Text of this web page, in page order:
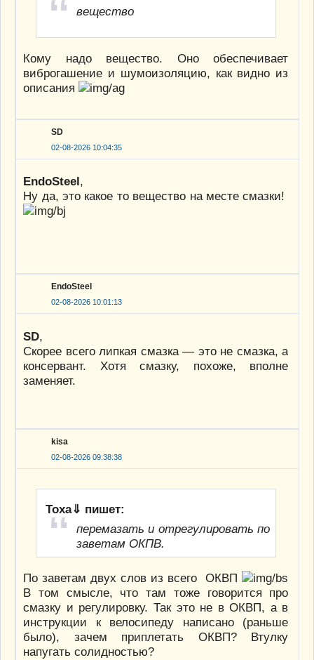
вещество
Кому надо вещество. Оно обеспечивает
виброгашение и шумоизоляцию, как видно из
описания
SD
02-08-2026 10:04:35
EndoSteel,
Ну да, это какое то вещество на месте смазки!
EndoSteel
02-08-2026 10:01:13
SD,
Скорее всего липкая смазка — это не смазка, а
консервант. Хотя смазку, похоже, вполне
заменяет.
kisa
02-08-2026 09:38:38
Тоха⇓ пишет:
перемазать и отрегулировать по
заветам ОКПВ.
По заветам двух слов из всего ОКВП
В том смысле, что там тоже говорится про
смазку и регулировку. Так это не в ОКВП, а в
инструкции к велосипеду написано (раньше
было), зачем приплетать ОКВП? Втулку
напугать солидностью?